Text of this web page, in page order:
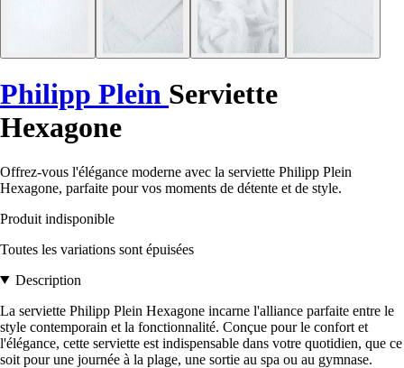
Philipp Plein Serviette
Hexagone
Offrez-vous l'élégance moderne avec la serviette Philipp Plein
Hexagone, parfaite pour vos moments de détente et de style.
Produit indisponible
Toutes les variations sont épuisées
Description
La serviette Philipp Plein Hexagone incarne l'alliance parfaite entre le
style contemporain et la fonctionnalité. Conçue pour le confort et
l'élégance, cette serviette est indispensable dans votre quotidien, que ce
soit pour une journée à la plage, une sortie au spa ou au gymnase.